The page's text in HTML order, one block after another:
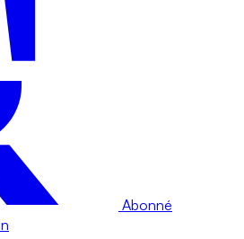
Abonné